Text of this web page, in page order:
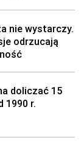
nie wystarczy.
odrzucają
doliczać 15
1990 r.